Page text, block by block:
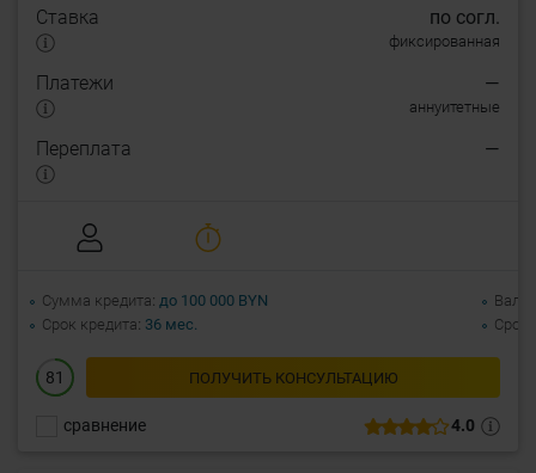
4.0
сравнение
Ставка по согл.
фиксированная
Платежи —
аннуитетные
Переплата —
81 ПОЛУЧИТЬ КОНСУЛЬТАЦИЮ
Сумма кредита до 100 000 BYN
Срок кредита 36 мес.
Срок